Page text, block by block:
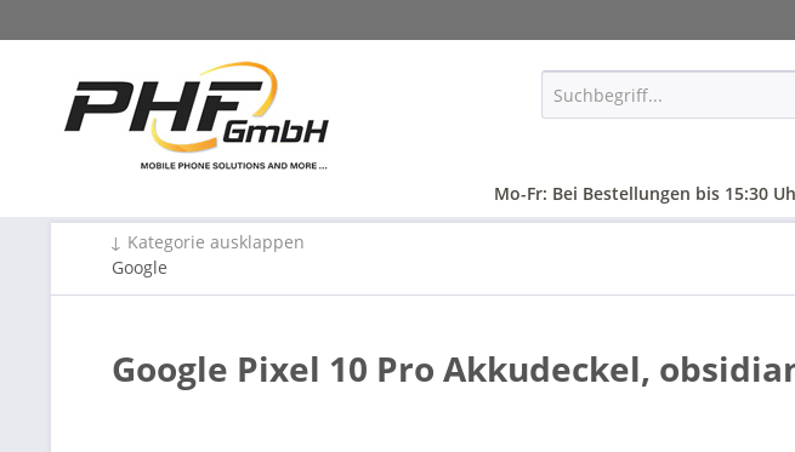
Mo-Fr: Bei Bestellungen bis 15:30
↓ Kategorie ausklappen
Google
Google Pixel 10 Pro Akkudeckel,